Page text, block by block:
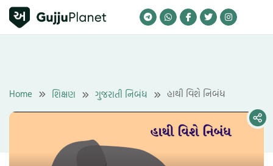
Skip
Home શિક્ષણ ગુજરાતી નિબંધ હાથી વિશે નિબંધ